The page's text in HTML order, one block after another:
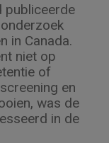
publiceerde
in Canada.
niet op
of
en
was de
in de